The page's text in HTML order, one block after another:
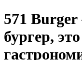
571 Burger
бургер,